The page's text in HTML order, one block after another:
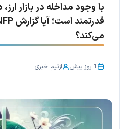
با وجود مداخله در بازار
می‌کند؟
1 روز پیش ازتیم خبری